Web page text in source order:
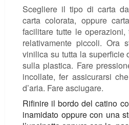
Scegliere il tipo di carta
carta colorata, oppure
facilitare tutte le
relativamente piccoli. Ora
vinilica su tutta la superficie
sulla plastica. Fare
incollate, fer assicurarsi
d’aria. Fare asciugare.
Rifinire il bordo del catino
inamidato oppure con una